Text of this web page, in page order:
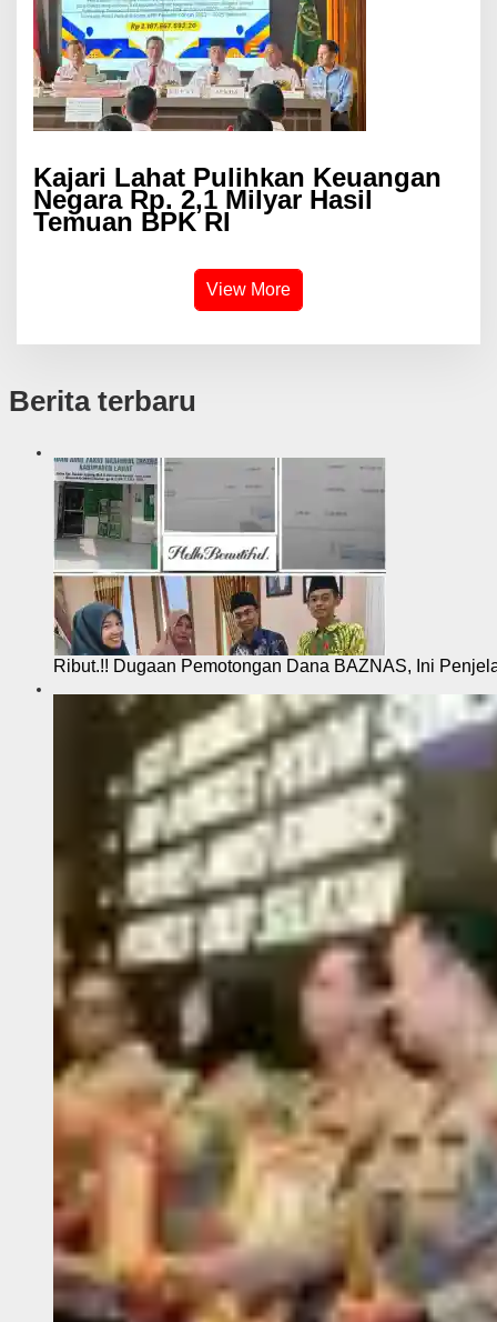
Kajari Lahat Pulihkan Keuangan
Negara Rp. 2,1 Milyar Hasil
Temuan BPK RI
View More
Berita terbaru
Ribut.!! Dugaan Pemotongan Dana BAZNAS, Ini